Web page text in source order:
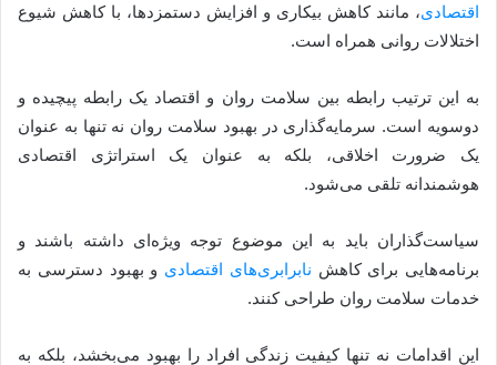
اقتصادی، مانند کاهش بیکاری و افزایش دستمزدها، با کاهش شیوع
اختلالات روانی همراه است.
به این ترتیب رابطه بین سلامت روان و اقتصاد یک رابطه پیچیده و
دوسویه است. سرمایه‌گذاری در بهبود سلامت روان نه تنها به عنوان
یک ضرورت اخلاقی، بلکه به عنوان یک استراتژی اقتصادی
هوشمندانه تلقی می‌شود.
سیاست‌گذاران باید به این موضوع توجه ویژه‌ای داشته باشند و
برنامه‌هایی برای کاهش نابرابری‌های اقتصادی و بهبود دسترسی به
خدمات سلامت روان طراحی کنند.
این اقدامات نه تنها کیفیت زندگی افراد را بهبود می‌بخشد، بلکه به